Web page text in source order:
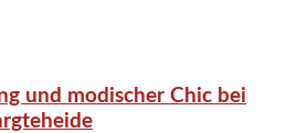
und modischer Chic bei